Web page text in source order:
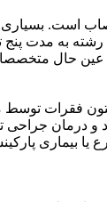
بسیاری از
به مدت
حال
فقرات توسط
درمان